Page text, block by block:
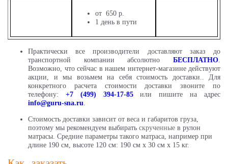
от 650 р.
1 день в пути
Практически все производители доставляют заказ до
транспортной компании абсолютно БЕСПЛАТНО.
Возможно, что сейчас в нашем интернет-магазине действуют
акции, и мы возьмем на себя стоимость доставки.. Для
конкретного расчета стоимости доставки звоните по
телефону: +7 (499) 394-17-85или пишите на адрес
info@guru-sna.ru.
Стоимость доставки зависит от веса и габаритов груза,
поэтому мы рекомендуем выбирать скрученные в рулон
матрасы. Средние параметры такого матраса, например при
длине 190 см, высоте 120 см: 190 см х 30 см х 15 кг.